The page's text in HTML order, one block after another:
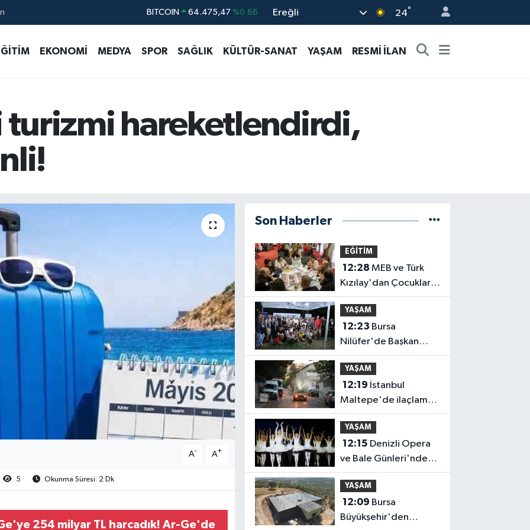
DOLAR 47,5986 %0.06
STERLİN 64,2438 %0.21
Ereğli 24°
EKONOMİ MEDYA SPOR SAĞLIK KÜLTÜR-SANAT YAŞAM RESMİ İLAN
turizmi hareketlendirdi,
A- A+
5 Okunma Süresi: 2 Dk
254 milyar TL harcadık! Ar-Ge'de
Son Haberler
EĞİTİM
12:28 MEB ve Türk
Kızılay'dan Çocuklara
Yönelik Afet
Farkındalık Çalıştayı
YAŞAM
12:23
Nilüfer'de Başkan
Özdemir,
Esentepeliler'i dinledi
YAŞAM
12:19
Maltepe'de ilaçlama
çalışmaları sürüyor
YAŞAM
12:15
ve Bale Günleri'nde
'Kuğu Gölü' büyüsü
YAŞAM
12:09
Büyükşehir'den